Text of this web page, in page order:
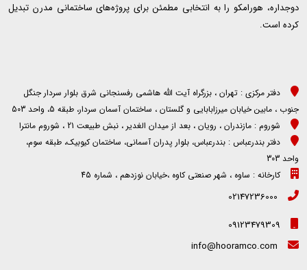
دوجداره، هورامکو را به انتخابی مطمئن برای پروژه‌های ساختمانی مدرن تبدیل
کرده است.
دفتر مرکزی : تهران ، بزرگراه آیت الله هاشمی رفسنجانی شرق بلوار سردار جنگل
جنوب ، مابین خیابان میرزابابایی و گلستان ، ساختمان آسمان سردار، طبقه 5، واحد 503
شوروم : مازندران ، رویان ، بعد از میدان الغدیر ، نبش طبیعت 21 ، شوروم مانترا
دفتر بندرعباس : بندرعباس، بلوار پدران آسمانی، ساختمان کیوبیک، طبقه سوم،
واحد 303
کارخانه : ساوه ، شهر صنعتی کاوه ،خیابان نوزدهم ، شماره 45
02147236000
09123479309
info@hooramco.com